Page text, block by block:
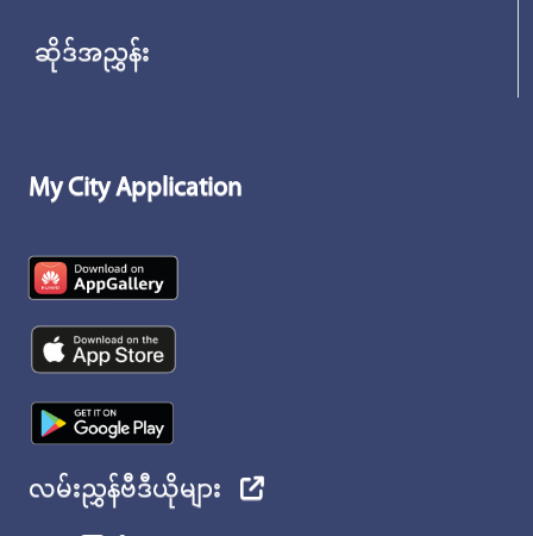
ဆိုဒ်အညွှန်း
My City Application
လမ်းညွှန်ဗီဒီယိုများ